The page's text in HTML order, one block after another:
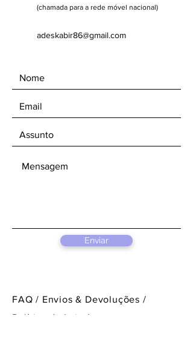
(chamada para a rede móvel nacional)
adeskabir86@gmail.com
Enviar
FAQ / Envios & Devoluções /
Política da Loja
/